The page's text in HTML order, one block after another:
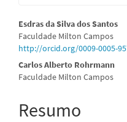
Conteúdo
do
artigo
principal
Esdras da Silva dos Santos
Faculdade Milton Campos
http://orcid.org/0009-0005-
Carlos Alberto Rohrmann
Faculdade Milton Campos
Resumo